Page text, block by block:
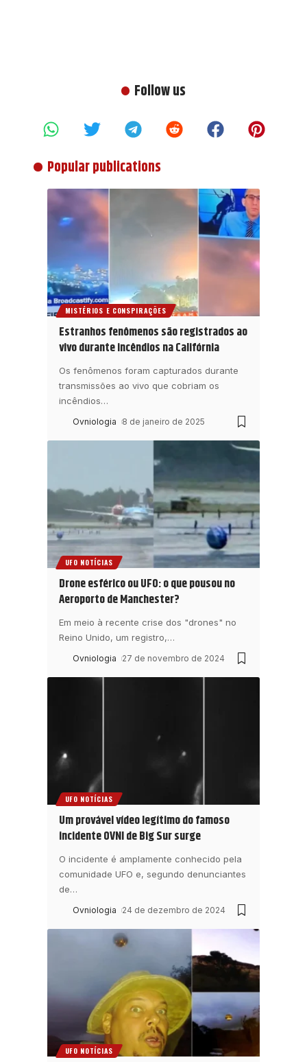
Follow us
Popular publications
MISTÉRIOS E CONSPIRAÇÕES
Estranhos fenômenos são registrados ao
vivo durante incêndios na Califórnia
Os fenômenos foram capturados durante
transmissões ao vivo que cobriam os
incêndios…
Ovniologia 8 de janeiro de 2025
UFO NOTÍCIAS
Drone esférico ou UFO: o que pousou no
Aeroporto de Manchester?
Em meio à recente crise dos "drones" no
Reino Unido, um registro,…
Ovniologia 27 de novembro de 2024
UFO NOTÍCIAS
Um provável vídeo legítimo do famoso
incidente OVNI de Big Sur surge
O incidente é amplamente conhecido pela
comunidade UFO e, segundo denunciantes
de…
Ovniologia 24 de dezembro de 2024
UFO NOTÍCIAS